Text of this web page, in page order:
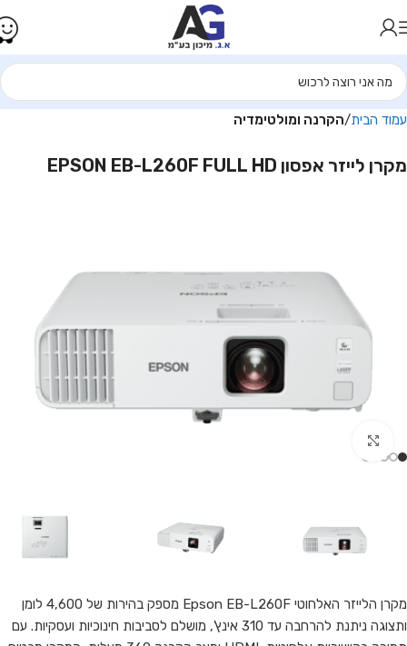
עמוד הבית הקרנה ומולטימדיה
מקרן לייזר אפסון EPSON EB-L260F FULL HD
מקרן הלייזר האלחוטי Epson EB-L260F מספק בהירות של 4,600 לומן
ותצוגה ניתנת להרחבה עד 310 אינץ', מושלם לסביבות חינוכיות ועסקיות. עם